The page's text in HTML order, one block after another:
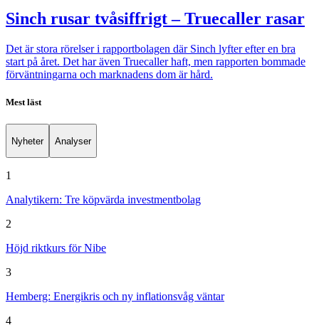
Sinch rusar tvåsiffrigt – Truecaller rasar
Det är stora rörelser i rapportbolagen där Sinch lyfter efter en bra
start på året. Det har även Truecaller haft, men rapporten bommade
förväntningarna och marknadens dom är hård.
Mest läst
Nyheter Analyser
1
Analytikern: Tre köpvärda investmentbolag
2
Höjd riktkurs för Nibe
3
Hemberg: Energikris och ny inflationsvåg väntar
4